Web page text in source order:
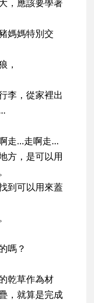
，應該要學著
媽媽特別交
，
李，從家裡出
走…走啊走…
方，是可以用
到可以用來蓋
嗎？
乾草作為材
，就算是完成